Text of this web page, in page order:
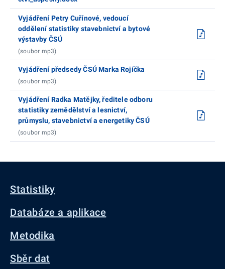
Vyjádření Petry Cuřínové, vedoucí
oddělení statistiky stavebnictví a bytové
výstavby ČSÚ
(soubor mp3)
Vyjádření předsedy ČSÚ Marka Rojíčka
(soubor mp3)
Vyjádření Radka Matějky, ředitele odboru
statistiky zemědělství a lesnictví,
průmyslu, stavebnictví a energetiky ČSÚ
(soubor mp3)
Statistiky
Databáze a aplikace
Metodika
Sběr dat